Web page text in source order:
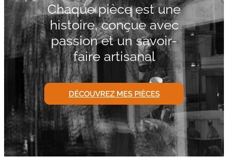
Chaque pièce est une
histoire, conçue avec
passion et un savoir-
faire artisanal
DÉCOUVREZ MES PIÈCES